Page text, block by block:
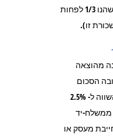
המס 2007 ) ועל חלק העובד שהנו 1/3 לפחות
מהוצאה
הסכום
שהופקד בקרן בניכוי סכום השווה ל- 2.5%
ממשלח-יד
הכנסה חייבת מעסק או